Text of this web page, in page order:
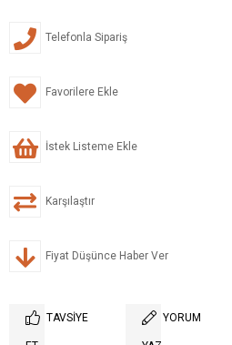
Telefonla Sipariş
Favorilere Ekle
İstek Listeme Ekle
Karşılaştır
Fiyat Düşünce Haber Ver
TAVSIYE YORUM